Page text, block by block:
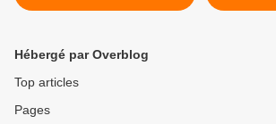
Hébergé par Overblog
Top articles
Pages